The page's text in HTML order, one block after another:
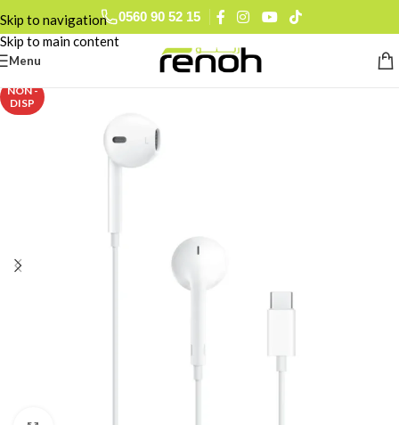
Skip to navigation
Skip to main content
0560 90 52 15
Menu
NON -
DISP